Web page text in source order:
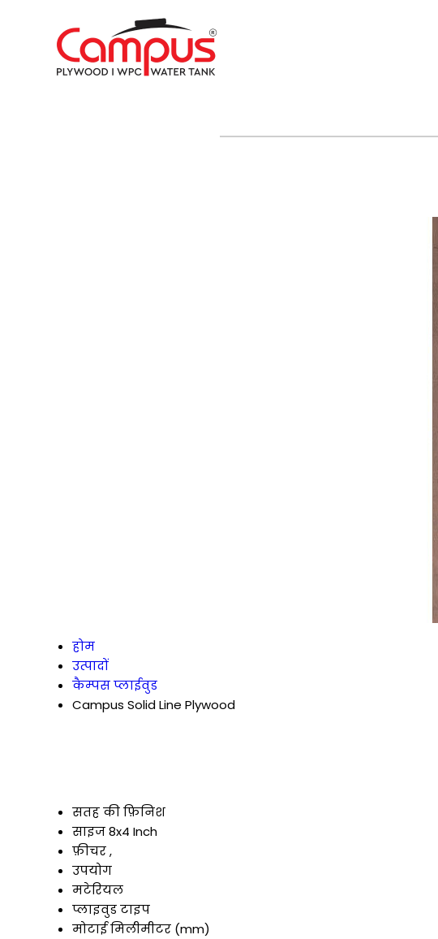
होम
उत्पादों
कैम्पस प्लाईवुड
Campus Solid Line Plywood
सतह की फ़िनिश
साइज8x4 Inch
फ़ीचर,
उपयोग
मटेरियल
प्लाइवुड टाइप
मोटाईमिलीमीटर (mm)